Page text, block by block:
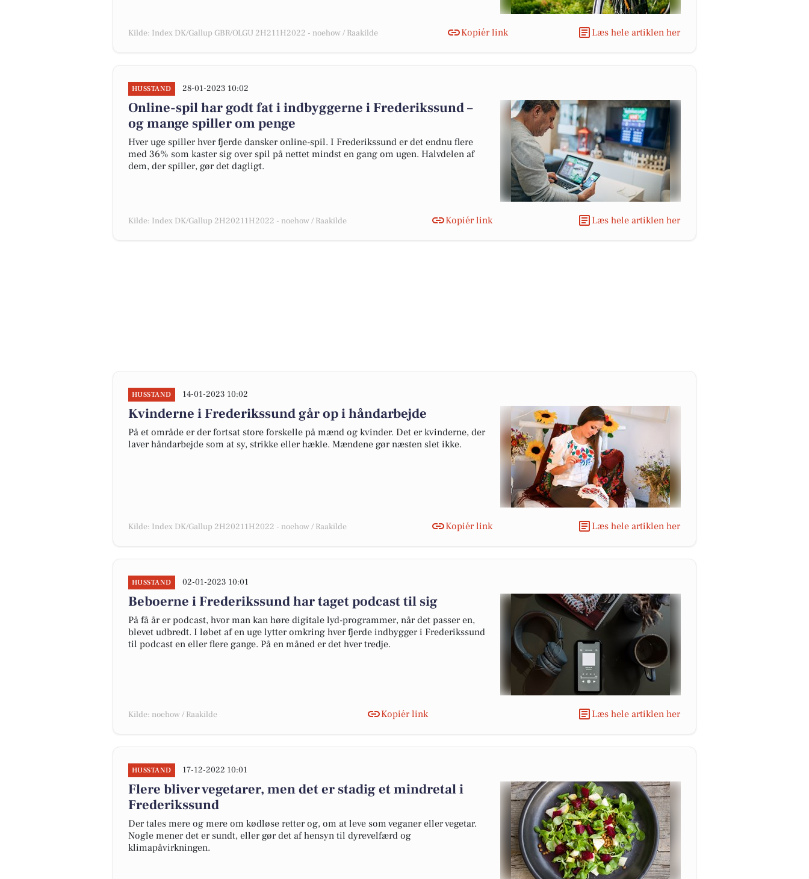
Kilde: Index DK/Gallup GBR/OLGU 2H211H2022 - noehow / Raakilde Kopiér link Læs hele artiklen her
HUSSTAND 28-01-2023 10:02
Online-spil har godt fat i indbyggerne i Frederikssund –
og mange spiller om penge
Hver uge spiller hver fjerde dansker online-spil. I Frederikssund er det endnu flere
med 36% som kaster sig over spil på nettet mindst en gang om ugen. Halvdelen af
dem, der spiller, gør det dagligt.
Kilde: Index DK/Gallup 2H20211H2022 - noehow / Raakilde Kopiér link Læs hele artiklen her
HUSSTAND 14-01-2023 10:02
Kvinderne i Frederikssund går op i håndarbejde
På et område er der fortsat store forskelle på mænd og kvinder. Det er kvinderne, der
laver håndarbejde som at sy, strikke eller hækle. Mændene gør næsten slet ikke.
Kilde: Index DK/Gallup 2H20211H2022 - noehow / Raakilde Kopiér link Læs hele artiklen her
HUSSTAND 02-01-2023 10:01
Beboerne i Frederikssund har taget podcast til sig
På få år er podcast, hvor man kan høre digitale lyd-programmer, når det passer en,
blevet udbredt. I løbet af en uge lytter omkring hver fjerde indbygger i Frederikssund
til podcast en eller flere gange. På en måned er det hver tredje.
Kilde: noehow / Raakilde Kopiér link Læs hele artiklen her
HUSSTAND 17-12-2022 10:01
Flere bliver vegetarer, men det er stadig et mindretal i
Frederikssund
Der tales mere og mere om kødløse retter og, om at leve som veganer eller vegetar.
Nogle mener det er sundt, eller gør det af hensyn til dyrevelfærd og
klimapåvirkningen.